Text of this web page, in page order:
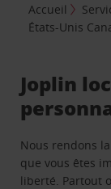
Accueil
États-Unis
Joplin
Nous rendons
que vous êtes
liberté. Partout